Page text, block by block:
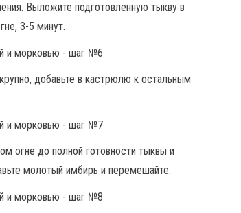
Выложите подготовленную тыкву в
3-5 минут.
добавьте в кастрюлю к остальным
огне до полной готовности тыквы и
молотый имбирь и перемешайте.